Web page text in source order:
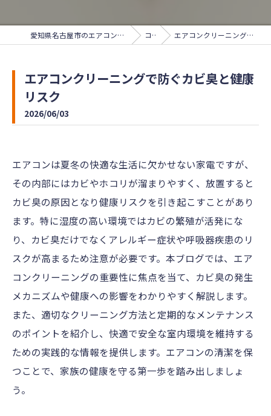
愛知県名古屋市のエアコンクリーニングならサンライズ コラム エアコンクリーニングで防ぐカビ臭と健康リスク
エアコンクリーニングで防ぐカビ臭と健康
リスク
2026/06/03
エアコンは夏冬の快適な生活に欠かせない家電ですが、
その内部にはカビやホコリが溜まりやすく、放置すると
カビ臭の原因となり健康リスクを引き起こすことがあり
ます。特に湿度の高い環境ではカビの繁殖が活発にな
り、カビ臭だけでなくアレルギー症状や呼吸器疾患のリ
スクが高まるため注意が必要です。本ブログでは、エア
コンクリーニングの重要性に焦点を当て、カビ臭の発生
メカニズムや健康への影響をわかりやすく解説します。
また、適切なクリーニング方法と定期的なメンテナンス
のポイントを紹介し、快適で安全な室内環境を維持する
ための実践的な情報を提供します。エアコンの清潔を保
つことで、家族の健康を守る第一歩を踏み出しましょ
う。